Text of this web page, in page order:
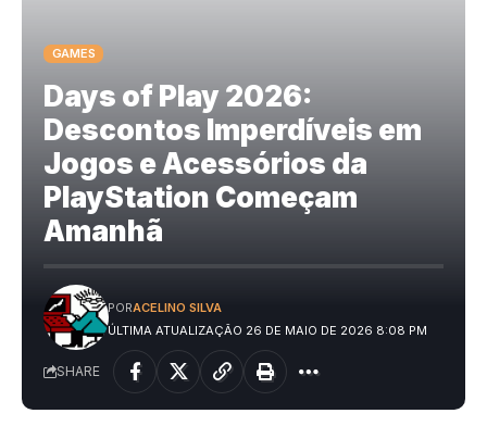
GAMES
Days of Play 2026:
Descontos Imperdíveis em
Jogos e Acessórios da
PlayStation Começam
Amanhã
ÚLTIMA ATUALIZAÇÃO 26 DE MAIO DE 2026 8:08 PM
PORACELINO SILVA
SHARE